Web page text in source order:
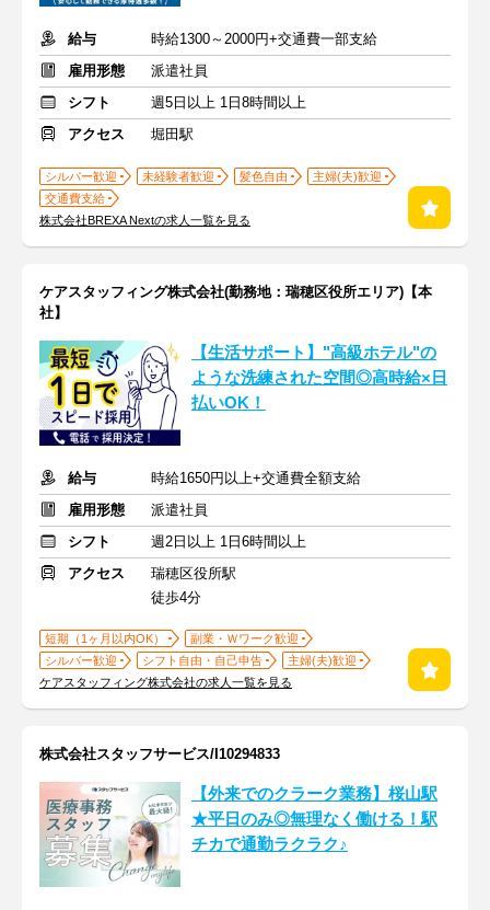
給与
時給1300～2000円+交通費一部支給
雇用形態
派遣社員
シフト
週5日以上 1日8時間以上
アクセス
堀田駅
シルバー歓迎 未経験者歓迎 髪色自由
主婦(夫)歓迎
交通費支給
株式会社BREXA Nextの求人一覧を見る
ケアスタッフィング株式会社(勤務地：瑞穂区役所エリア)【本
社】
【生活サポート】"高級ホテル"の
ような洗練された空間◎高時給×日
払いOK！
給与
時給1650円以上+交通費全額支給
雇用形態
派遣社員
シフト
週2日以上 1日6時間以上
アクセス
瑞穂区役所駅
徒歩4分
短期（1ヶ月以内OK）
副業・Ｗワーク歓迎
シルバー歓迎
シフト自由・自己申告
主婦(夫)歓迎
ケアスタッフィング株式会社の求人一覧を見る
株式会社スタッフサービス/I10294833
【外来でのクラーク業務】桜山駅
★平日のみ◎無理なく働ける！駅
チカで通勤ラクラク♪